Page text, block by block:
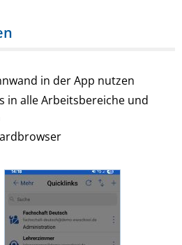
in der App nutzen
in alle Arbeitsbereiche und